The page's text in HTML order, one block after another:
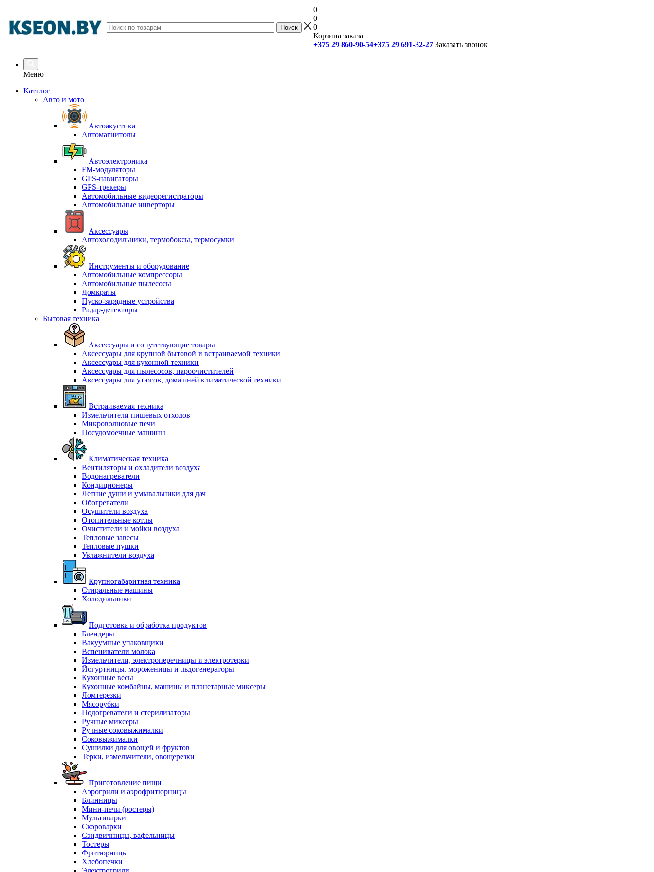
0
0
0
Корзина заказа
+375 29 860-90-54+375 29 691-32-27 Заказать звонок
Меню
Каталог
Авто и мото
Автоакустика
Автомагнитолы
Автоэлектроника
FM-модуляторы
GPS-навигаторы
GPS-трекеры
Автомобильные видеорегистраторы
Автомобильные инверторы
Аксессуары
Автохолодильники, термобоксы, термосумки
Инструменты и оборудование
Автомобильные компрессоры
Автомобильные пылесосы
Домкраты
Пуско-зарядные устройства
Радар-детекторы
Бытовая техника
Аксессуары и сопутствующие товары
Аксессуары для крупной бытовой и встраиваемой техники
Аксессуары для кухонной техники
Аксессуары для пылесосов, пароочистителей
Аксессуары для утюгов, домашней климатической техники
Встраиваемая техника
Измельчители пищевых отходов
Микроволновые печи
Посудомоечные машины
Климатическая техника
Вентиляторы и охладители воздуха
Водонагреватели
Кондиционеры
Летние души и умывальники для дач
Обогреватели
Осушители воздуха
Отопительные котлы
Очистители и мойки воздуха
Тепловые завесы
Тепловые пушки
Увлажнители воздуха
Крупногабаритная техника
Стиральные машины
Холодильники
Подготовка и обработка продуктов
Блендеры
Вакуумные упаковщики
Вспениватели молока
Измельчители, электроперечницы и электротерки
Йогуртницы, мороженицы и льдогенераторы
Кухонные весы
Кухонные комбайны, машины и планетарные миксеры
Ломтерезки
Мясорубки
Подогреватели и стерилизаторы
Ручные миксеры
Ручные соковыжималки
Соковыжималки
Сушилки для овощей и фруктов
Терки, измельчители, овощерезки
Приготовление пищи
Аэрогрили и аэрофритюрницы
Блинницы
Мини-печи (ростеры)
Мультиварки
Скороварки
Сэндвичницы, вафельницы
Тостеры
Фритюрницы
Хлебопечки
Электрогрили